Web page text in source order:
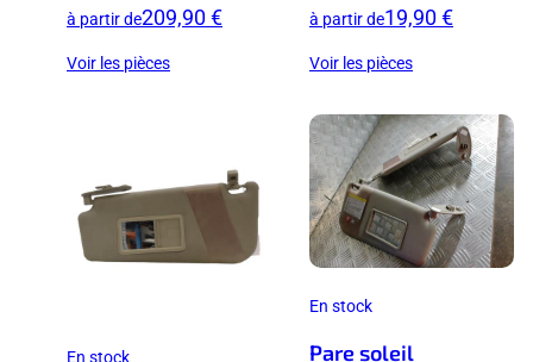
à partir de209,90 €
Voir les pièces
à partir de19,90 €
Voir les pièces
En stock
En stock
Pare soleil